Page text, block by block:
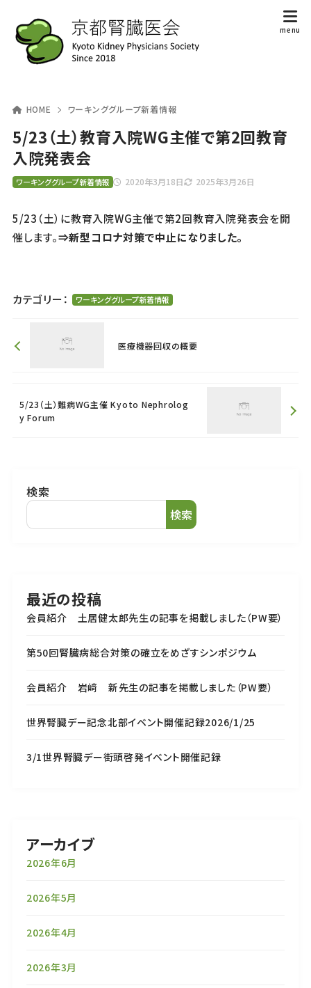
HOME ワーキンググループ新着情報
5/23（土）教育入院WG主催で第2回教育
入院発表会
2020年3月18日 2025年3月26日
ワーキンググループ新着情報
5/23（土）に教育入院WG主催で第2回教育入院発表会を開
催します。⇒新型コロナ対策で中止になりました。
カテゴリー： ワーキンググループ新着情報
医療機器回収の概要
5/23（土）難病WG主催 Kyoto Nephrolog
y Forum
検索
検索
最近の投稿
会員紹介 土居健太郎先生の記事を掲載しました（PW要）
第50回腎臓病総合対策の確立をめざすシンポジウム
会員紹介 岩﨑 新先生の記事を掲載しました（PW要）
世界腎臓デー記念北部イベント開催記録2026/1/25
3/1世界腎臓デー街頭啓発イベント開催記録
アーカイブ
2026年6月
2026年5月
2026年4月
2026年3月